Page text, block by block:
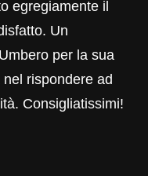
egregiamente il
Un
per la sua
rispondere ad
Consigliatissimi!